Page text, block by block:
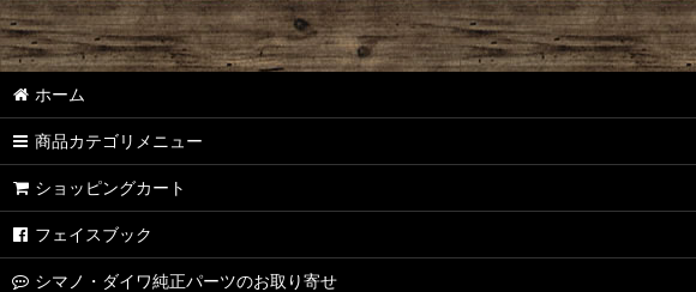
【シマノ】18-19ステラ［STELLA］対応 カスタムパーツ
【シマノ】14ステラ［STELLA］対応 カスタムパーツ
【シマノ】10ステラ［STELLA］対応 カスタムパーツ
【シマノ】07ステラ［STELLA］対応 カスタムパーツ
【シマノ】19-22ステラSW［STELLA SW］対応 カスタムパーツ
ホーム
商品カテゴリメニュー
ショッピングカート
フェイスブック
シマノ・ダイワ純正パーツのお取り寄せ